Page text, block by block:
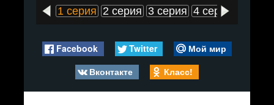
1 серия 2 серия 3 серия 4 серия
Facebook Twitter
Мой мир
Вконтакте
Класс!